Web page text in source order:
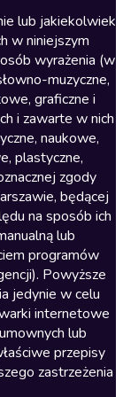
lub jakiekolwiek
w niniejszym
wyrażenia (w
muzyczne,
graficzne i
i zawarte w nich
naukowe,
plastyczne,
zgody
będącej
na sposób ich
lub
programów
Powyższe
jedynie w celu
internetowe
lub
przepisy
zastrzeżenia